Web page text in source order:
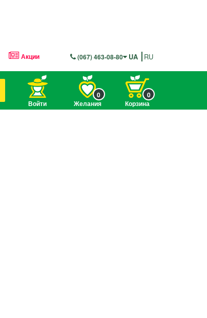
Акции (067) 463-08-80 UA RU
Войти Желания
0
Корзина
0